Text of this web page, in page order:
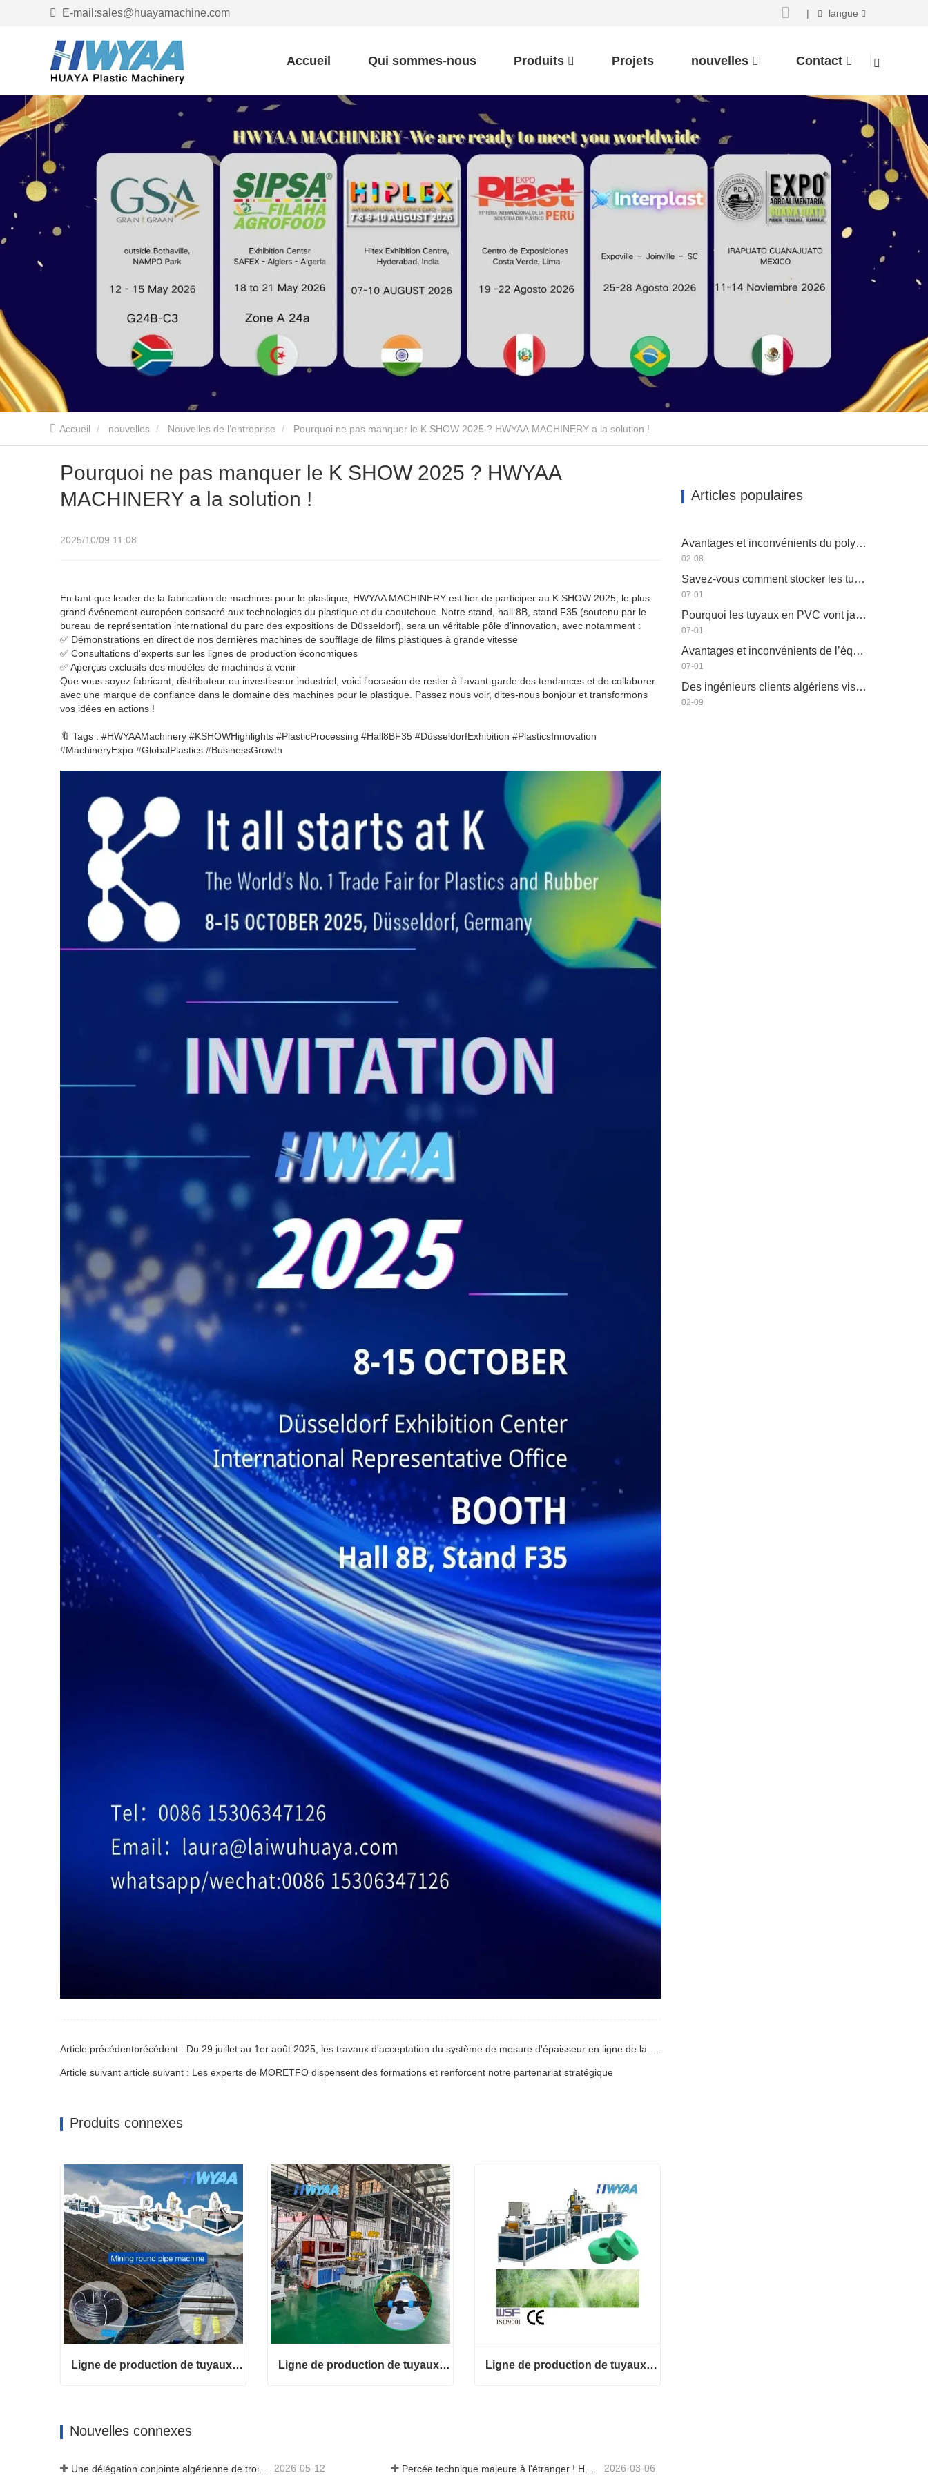
E-mail:sales@huayamachine.com | langue
Accueil Qui sommes-nous Produits Projets nouvelles Contact
Accueil nouvelles Nouvelles de l’entreprise Pourquoi ne pas manquer le K SHOW 2025 ? HWYAA MACHINERY a la solution !
Pourquoi ne pas manquer le K SHOW 2025 ? HWYAA
MACHINERY a la solution !
2025/10/09 11:08
En tant que leader de la fabrication de machines pour le plastique, HWYAA MACHINERY est fier de participer au K SHOW 2025, le plus
grand événement européen consacré aux technologies du plastique et du caoutchouc. Notre stand, hall 8B, stand F35 (soutenu par le
bureau de représentation international du parc des expositions de Düsseldorf), sera un véritable pôle d'innovation, avec notamment :
✅ Démonstrations en direct de nos dernières machines de soufflage de films plastiques à grande vitesse
✅ Consultations d'experts sur les lignes de production économiques
✅ Aperçus exclusifs des modèles de machines à venir
Que vous soyez fabricant, distributeur ou investisseur industriel, voici l'occasion de rester à l'avant-garde des tendances et de collaborer
avec une marque de confiance dans le domaine des machines pour le plastique. Passez nous voir, dites-nous bonjour et transformons
vos idées en actions !
🔖 Tags : #HWYAAMachinery #KSHOWHighlights #PlasticProcessing #Hall8BF35 #DüsseldorfExhibition #PlasticsInnovation
#MachineryExpo #GlobalPlastics #BusinessGrowth
Article suivant article suivant : Les experts de MORETFO dispensent des formations et renforcent notre partenariat stratégique
Produits connexes
Ligne de production de tuyaux d'irrigation goutte à goutte avec goutteurs cylindriques ronds à compensation de pression pour la lixiviation des tas de minage HWYAA Ligne de production de tuyaux flexibles avec trou de sortie pré-poinçonné Ligne de production de tuyaux d'irrigation au goutte-à-goutte en PE
Nouvelles connexes
Une délégation conjointe algérienne de trois clients a inspecté notre machine à film 2026-05-12 Percée technique majeure à l'étranger ! HWYAA développe avec succès un système d'irrigation goutte à goutte en bande pour cultures continues sur trois saisons. 2026-03-06
Articles populaires
Avantages et inconvénients du polyéthylène HAUTE DENSITÉ PEHD
02-08
Savez-vous comment stocker les tuyaux en plastique?
07-01
Pourquoi les tuyaux en PVC vont jaunir
07-01
Avantages et inconvénients de l’équipement d’irrigation économe en eau
07-01
Des ingénieurs clients algériens visitent l'atelier HWYAA pour un échange technique
02-09